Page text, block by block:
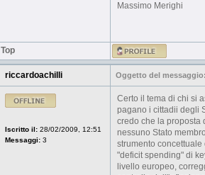
Massimo Merighi
Top
riccardoachilli Oggetto del messaggio:
Iscritto il: 28/02/2009, 12:51
Messaggi: 3
Certo il tema di chi si
pagano i cittadii degli
credo che la proposta
nessuno Stato
strumento
"deficit spending" di
livello europeo,